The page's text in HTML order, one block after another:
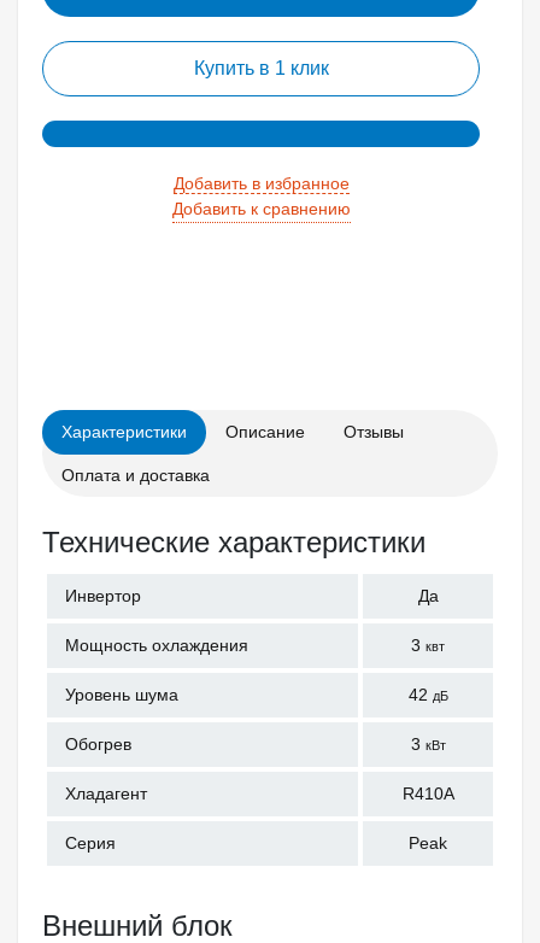
Купить в 1 клик
Добавить в избранное
Добавить к сравнению
Характеристики Описание Отзывы
Оплата и доставка
Технические характеристики
Инвертор Да
Мощность охлаждения 3 квт
Уровень шума 42 дБ
Обогрев 3 кВт
Хладагент R410A
Серия Peak
Внешний блок